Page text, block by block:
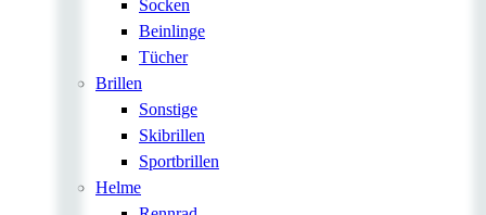
Socken
Beinlinge
Tücher
Brillen
Sonstige
Skibrillen
Sportbrillen
Helme